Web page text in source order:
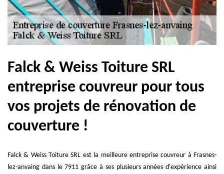
Falck & Weiss Toiture SRL
entreprise couvreur pour tous
vos projets de rénovation de
couverture !
Falck & Weiss Toiture SRL est la meilleure entreprise couvreur à Frasnes-
lez-anvaing dans le 7911 grâce à ses plusieurs années d'expérience ainsi